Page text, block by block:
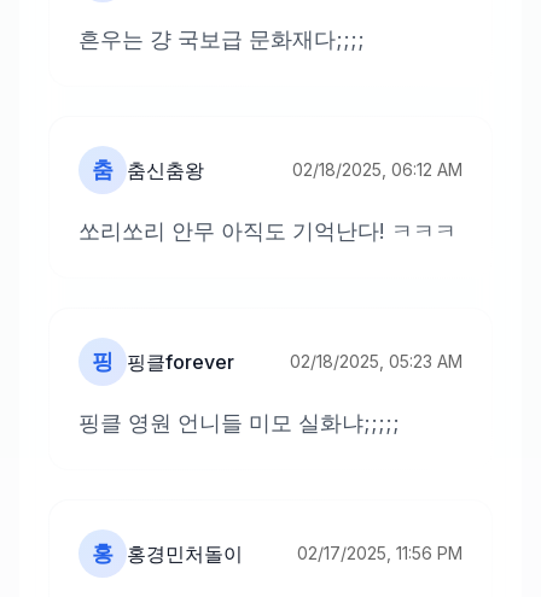
흔우는 걍 국보급 문화재다;;;;
춤 춤신춤왕 02/18/2025, 06:12 AM
쏘리쏘리 안무 아직도 기억난다! ㅋㅋㅋ
핑 핑클forever 02/18/2025, 05:23 AM
핑클 영원 언니들 미모 실화냐;;;;;
홍 홍경민처돌이 02/17/2025, 11:56 PM